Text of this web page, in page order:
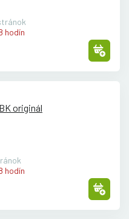
hodín
originál
hodín